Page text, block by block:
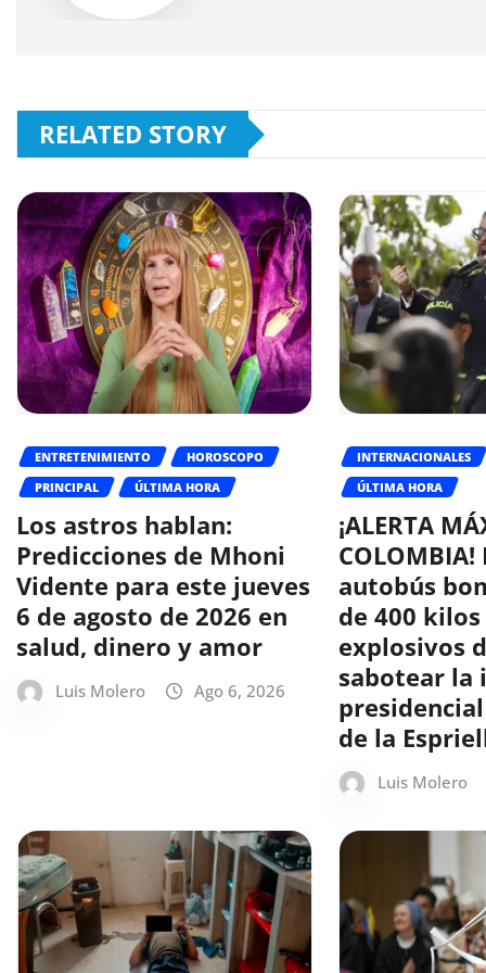
RELATED STORY
ENTRETENIMIENTO
HOROSCOPO
PRINCIPAL
ÚLTIMA HORA
Los astros hablan:
Predicciones de Mhoni
Vidente para este jueves
6 de agosto de 2026 en
salud, dinero y amor
Luis Molero Ago 6, 2026
INTERNACIONALES
ÚLTIMA HORA
¡ALERTA
autobús
de 400 kilos
explosivos
sabotear la
de la
Luis Molero